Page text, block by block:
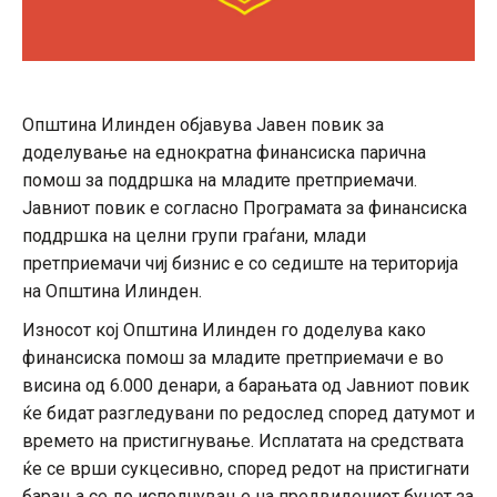
Општина Илинден објавува Јавен повик за
доделување на еднократна финансиска парична
помош за поддршка на младите претприемачи.
Јавниот повик е согласно Програмата за финансиска
поддршка на целни групи граѓани, млади
претприемачи чиј бизнис е со седиште на територија
на Општина Илинден.
Износот кој Општина Илинден го доделува како
финансиска помош за младите претприемачи е во
висина од 6.000 денари, а барањата од Јавниот повик
ќе бидат разгледувани по редослед според датумот и
времето на пристигнување. Исплатата на средствата
ќе се врши сукцесивно, според редот на пристигнати